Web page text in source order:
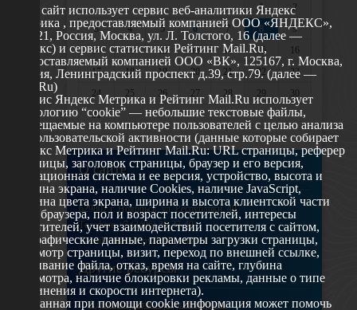
1
2
3
4 5 6 7 8
9
10
11 12 13 14 15
16
17
18 19 20 21 22
23
24
25 26 27 28 29
30
31
О сайте
629802 г. Ноябрьск, ул. Республики, 49
Телефон: +7 (3496) 35-37-49
E-mail: udsm@noyabrsk.yanao.ru
Другие ресурсы
Администрация города Ноябрьска
Этот сайт использует сервис веб-аналитики Яндекс
Метрика , предоставляемый компанией ООО «ЯНДЕКС»,
119021, Россия, Москва, ул. Л. Толстого, 16 (далее —
Яндекс) и сервис статистики Рейтинг Mail.Ru,
предоставляемый компанией ООО «ВК», 125167, г. Москва,
Россия, Ленинградский проспект д.39, стр.79. (далее —
Mail.Ru)
Сервис Яндекс Метрика и Рейтинг Mail.Ru использует
технологию “cookie” — небольшие текстовые файлы,
размещаемые на компьютере пользователей с целью анализа
их пользовательской активности (данные которые собирает
Яндекс Метрика и Рейтинг Mail.Ru: URL страницы, реферер
страницы, заголовок страницы, браузер и его версия,
операционная система и ее версия, устройство, высота и
ширина экрана, наличие Cookies, наличие JavaScript,
глубина цвета экрана, ширина и высота клиентской части
окна браузера, пол и возраст посетителей, интересы
посетителей, учет взаимодействий посетителя с сайтом,
географические данные, параметры загрузки страницы,
просмотр страницы, визит, переход по внешней ссылке,
cкачивание файла, отказ, время на сайте, глубина
просмотра, наличие блокировки рекламы, данные о типе
соединения и скорости интернета).
Собранная при помощи cookie информация может помочь